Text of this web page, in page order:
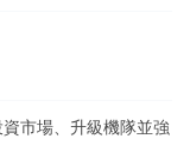
市場、升級機隊並強